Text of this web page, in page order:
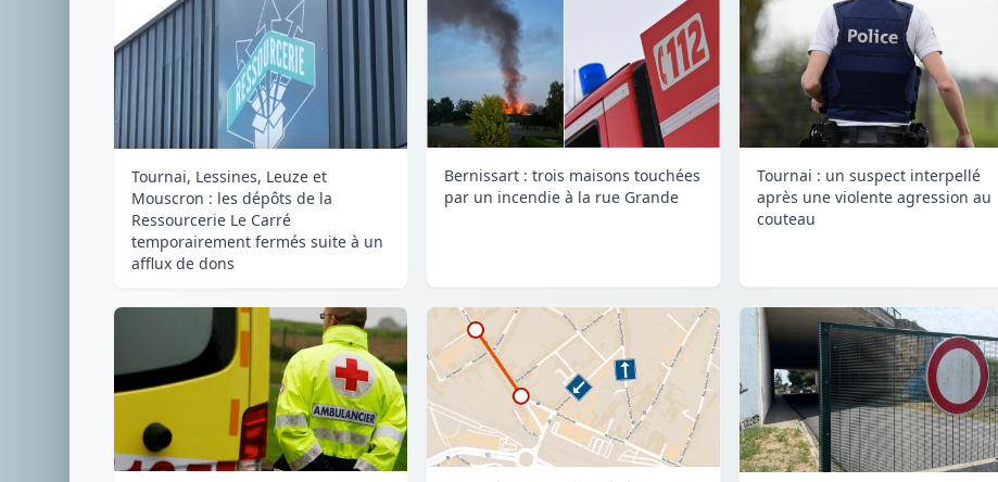
Tournai, Lessines, Leuze et
Mouscron : les dépôts de la
Ressourcerie Le Carré
temporairement fermés suite à un
afflux de dons
Bernissart : trois maisons touchées
par un incendie à la rue Grande
Tournai : un suspect interpellé
après une violente agression au
couteau